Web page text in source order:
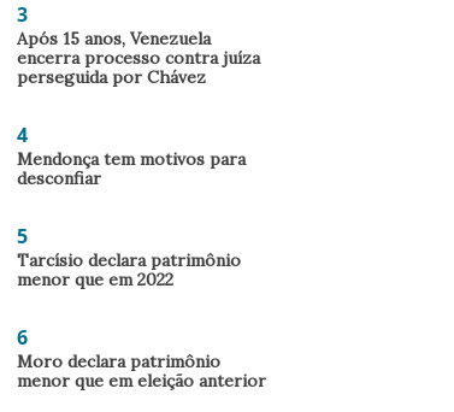
3
Após 15 anos, Venezuela
encerra processo contra juíza
perseguida por Chávez
4
Mendonça tem motivos para
desconfiar
5
Tarcísio declara patrimônio
menor que em 2022
6
Moro declara patrimônio
menor que em eleição anterior